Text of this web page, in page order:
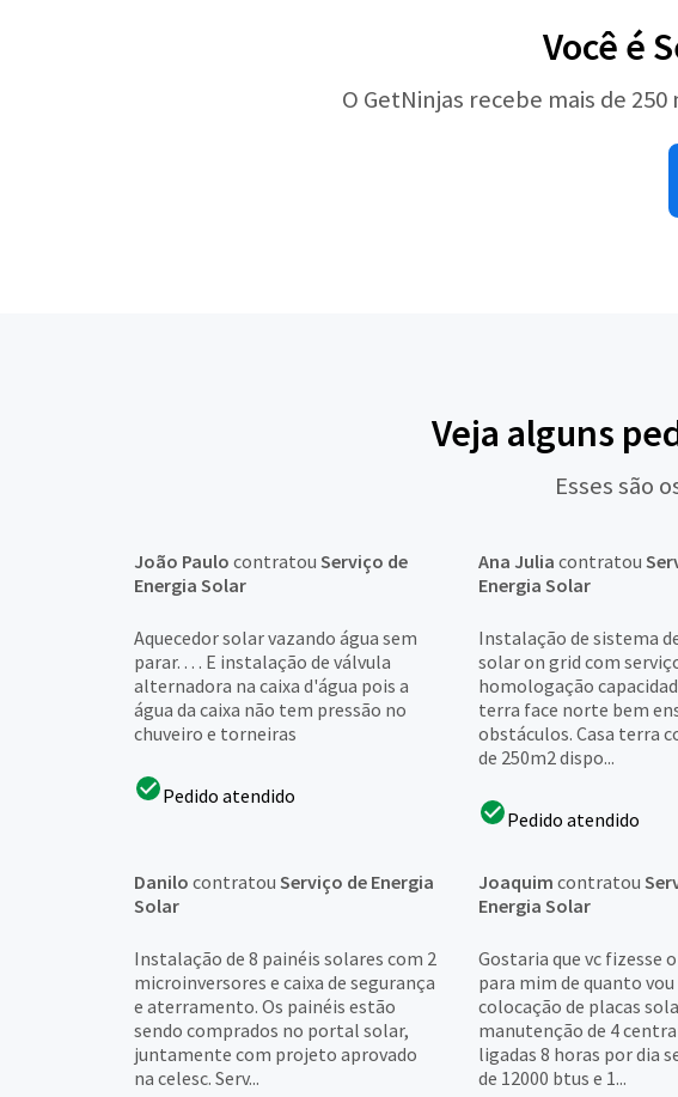
Você é
O GetNinjas recebe mais de
Veja alguns
Esses são
João Paulo contratou Serviço de
Energia Solar
Aquecedor solar vazando água sem
parar. . . . E instalação de válvula
alternadora na caixa d'água pois a
água da caixa não tem pressão no
chuveiro e torneiras
Pedido atendido
Ana Julia contratou
Energia Solar
Instalação de sistema
solar on grid com
homologação
terra face norte bem
obstáculos. Casa terra
de 250m2 dispo...
Pedido atendido
Danilo contratou Serviço de Energia
Solar
Instalação de 8 painéis solares com 2
microinversores e caixa de segurança
e aterramento. Os painéis estão
sendo comprados no portal solar,
juntamente com projeto aprovado
na celesc. Serv...
Joaquim contratou
Energia Solar
Gostaria que vc fizesse
para mim de quanto
colocação de placas
manutenção de 4
ligadas 8 horas por dia
de 12000 btus e 1...